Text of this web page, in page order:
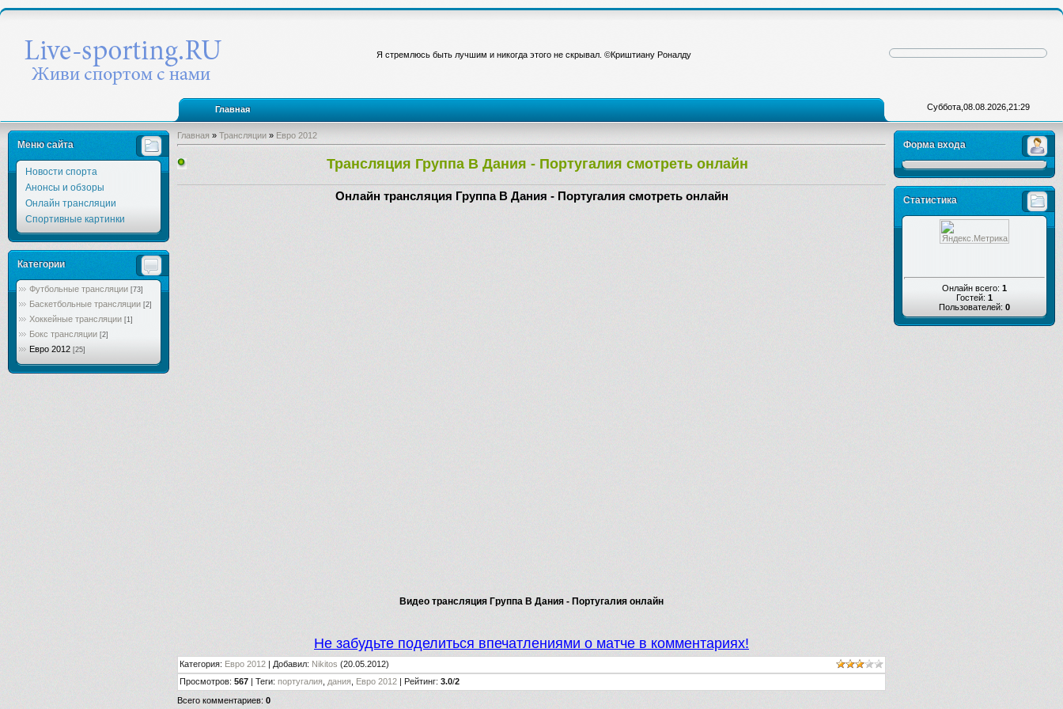
Я стремлюсь быть лучшим и никогда этого не скрывал. ©Криштиану Роналду
Главная Суббота,08.08.2026,21:29
Меню сайта
Новости спорта
Анонсы и обзоры
Онлайн трансляции
Спортивные картинки
Категории
Футбольные трансляции [73]
Баскетбольные трансляции [2]
Хоккейные трансляции [1]
Бокс трансляции [2]
Евро 2012 [25]
Главная » Трансляции » Евро 2012
Трансляция Группа В Дания - Португалия смотреть онлайн
Онлайн трансляция Группа В Дания - Португалия смотреть онлайн
Видео трансляция Группа В Дания - Португалия онлайн
Не забудьте поделиться впечатлениями о матче в комментариях!
Категория: Евро 2012 Добавил: Nikitos (20.05.2012)
Просмотров: 567 Теги: португалия, дания, Евро 2012 Рейтинг: 3.0/2
Всего комментариев: 0
Форма входа
Статистика
Онлайн всего: 1
Гостей: 1
Пользователей: 0